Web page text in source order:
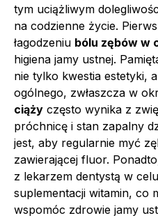
tym uciążliwym
na codzienne życie.
łagodzeniu bólu zębów w
higiena jamy ustnej.
nie tylko kwestia estetyki,
ogólnego, zwłaszcza w
ciąży często wynika z
próchnicę i stan zapalny
jest, aby regularnie myć
zawierającej fluor.
z lekarzem dentystą w
suplementacji witamin, co
wspomóc zdrowie jamy